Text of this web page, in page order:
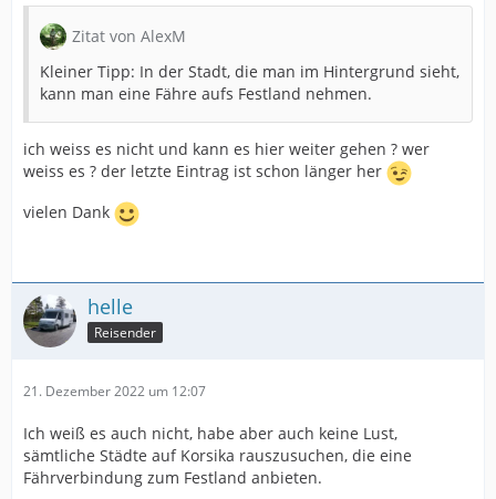
Zitat von AlexM
Kleiner Tipp: In der Stadt, die man im Hintergrund sieht,
kann man eine Fähre aufs Festland nehmen.
ich weiss es nicht und kann es hier weiter gehen ? wer
weiss es ? der letzte Eintrag ist schon länger her
vielen Dank
helle
Reisender
21. Dezember 2022 um 12:07
Ich weiß es auch nicht, habe aber auch keine Lust,
sämtliche Städte auf Korsika rauszusuchen, die eine
Fährverbindung zum Festland anbieten.